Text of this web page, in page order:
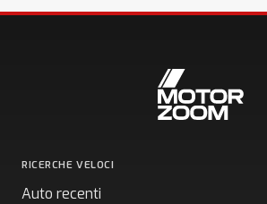
RICERCHE VELOCI
Auto recenti